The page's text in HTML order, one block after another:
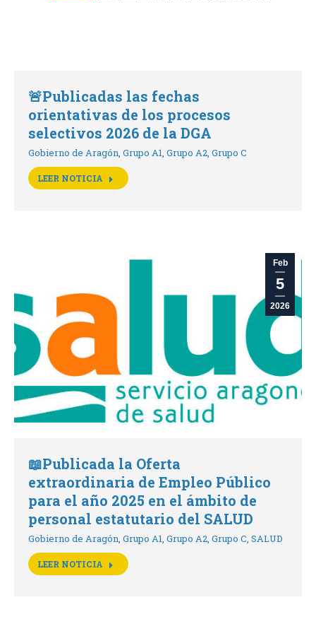
🚨Publicadas las fechas
orientativas de los procesos
selectivos 2026 de la DGA
Gobierno de Aragón, Grupo A1, Grupo A2, Grupo C
LEER NOTICIA
Feb
5
2026
📖Publicada la Oferta
extraordinaria de Empleo Público
para el año 2025 en el ámbito de
personal estatutario del SALUD
Gobierno de Aragón, Grupo A1, Grupo A2, Grupo C, SALUD
LEER NOTICIA